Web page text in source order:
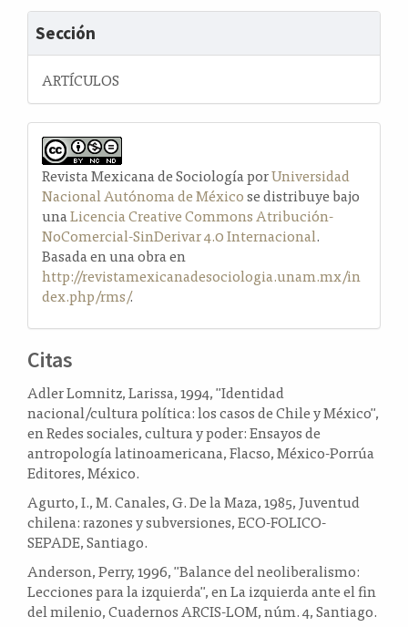
Sección
ARTÍCULOS
Revista Mexicana de Sociología porUniversidad
Nacional Autónoma de Méxicose distribuye bajo
unaLicencia Creative Commons Atribución-
NoComercial-SinDerivar 4.0 Internacional.
Basada en una obra en
http://revistamexicanadesociologia.unam.mx/in
dex.php/rms/.
Citas
Adler Lomnitz, Larissa, 1994, "Identidad
nacional/cultura política: los casos de Chile y México",
en Redes sociales, cultura y poder: Ensayos de
antropología latinoamericana, Flacso, México-Porrúa
Editores, México.
Agurto, I., M. Canales, G. De la Maza, 1985, Juventud
chilena: razones y subversiones, ECO-FOLICO-
SEPADE, Santiago.
Anderson, Perry, 1996, "Balance del neoliberalismo:
Lecciones para la izquierda", en La izquierda ante el fin
del milenio, Cuadernos ARCIS-LOM, núm. 4, Santiago.